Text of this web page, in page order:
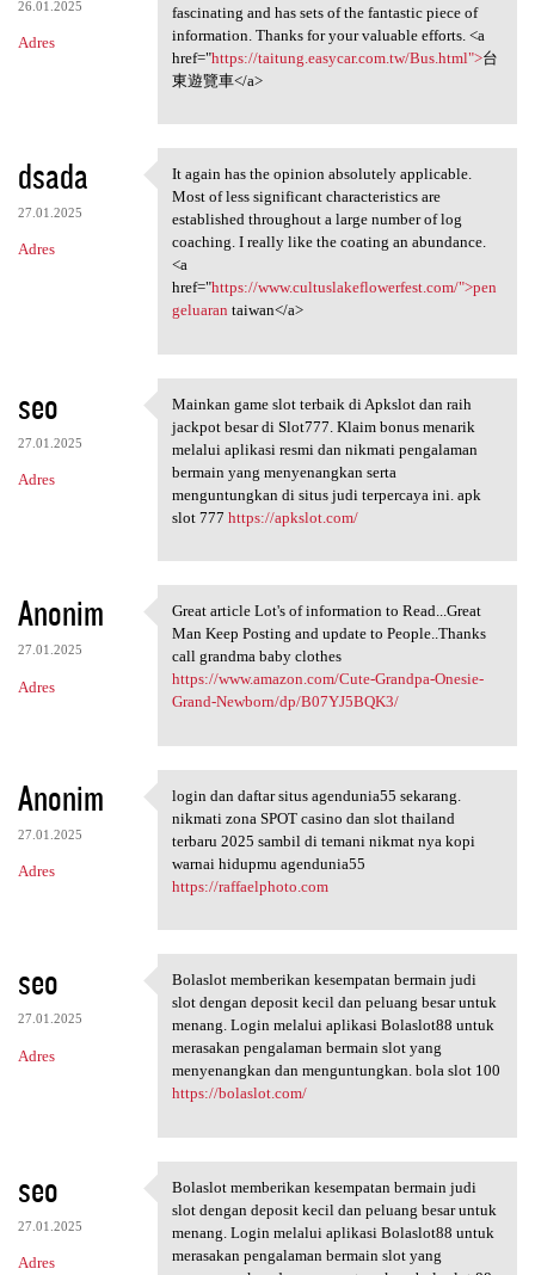
26.01.2025
Adres
fascinating and has sets of the fantastic piece of
information. Thanks for your valuable efforts. <a
href="https://taitung.easycar.com.tw/Bus.html">台
東遊覽車</a>
dsada
27.01.2025
Adres
It again has the opinion
It again has the opinion absolutely applicable.
Most of less significant characteristics are
established throughout a large number of log
coaching. I really like the coating an abundance.
<a
href="https://www.cultuslakeflowerfest.com/">pen
geluaran taiwan</a>
seo
27.01.2025
Adres
Mainkan game slot terbaik di
Mainkan game slot terbaik di Apkslot dan raih
jackpot besar di Slot777. Klaim bonus menarik
melalui aplikasi resmi dan nikmati pengalaman
bermain yang menyenangkan serta
menguntungkan di situs judi terpercaya ini. apk
slot 777 https://apkslot.com/
Anonim
27.01.2025
Adres
Great article Lot's of
Great article Lot's of information to Read...Great
Man Keep Posting and update to People..Thanks
call grandma baby clothes
https://www.amazon.com/Cute-Grandpa-Onesie-
Grand-Newborn/dp/B07YJ5BQK3/
Anonim
27.01.2025
Adres
login dan daftar situs
login dan daftar situs agendunia55 sekarang.
nikmati zona SPOT casino dan slot thailand
terbaru 2025 sambil di temani nikmat nya kopi
warnai hidupmu agendunia55
https://raffaelphoto.com
seo
27.01.2025
Adres
Bolaslot memberikan
Bolaslot memberikan kesempatan bermain judi
slot dengan deposit kecil dan peluang besar untuk
menang. Login melalui aplikasi Bolaslot88 untuk
merasakan pengalaman bermain slot yang
menyenangkan dan menguntungkan. bola slot 100
https://bolaslot.com/
seo
27.01.2025
Adres
Bolaslot memberikan
Bolaslot memberikan kesempatan bermain judi
slot dengan deposit kecil dan peluang besar untuk
menang. Login melalui aplikasi Bolaslot88 untuk
merasakan pengalaman bermain slot yang